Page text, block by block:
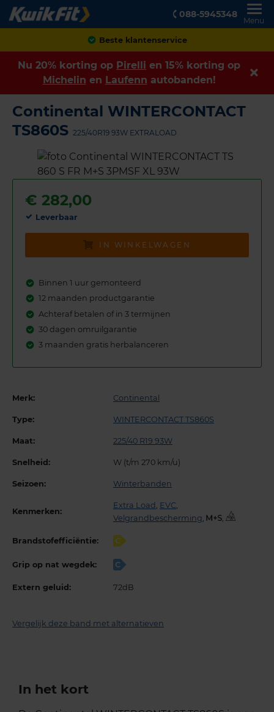
088-5945348
Menu
Achteraf betalen
Nu 20% korting op Pirelli en 15% korting op
Michelin en Laufenn autobanden!
Continental WINTERCONTACT
TS860S 225/40R19 93W EXTRALOAD
€ 282,00
Leverbaar
IN WINKELWAGEN
Binnen 1 uur gemonteerd
12 maanden productgarantie
Achteraf betalen of in 3 termijnen
30 dagen omruilgarantie
3 maanden gratis herbalanceren
Merk: Continental
Type: WINTERCONTACT TS860S
Maat: 225/40 R19 93W
Snelheid: W (t/m 270 km/u)
Seizoen: Winterbanden
Kenmerken:
Extra Load EVC
Velgrandbescherming
,
Brandstofefficiëntie: C
Grip op nat wegdek: C
Extern geluid: 72dB
Vergelijk deze band met alternatieven
In het kort